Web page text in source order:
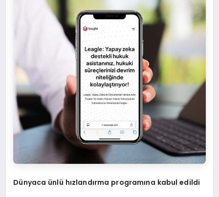
Dünyaca ünlü hızlandırma programına kabul edildi